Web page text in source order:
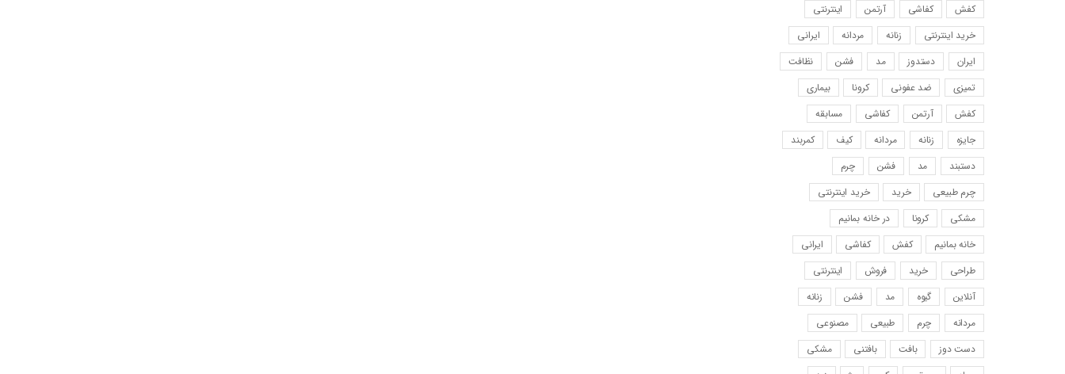
کفش
کفاشی آرتمن
اینترنتی
خرید اینترنتی
زنانه مردانه
ایرانی
ایران
دستدوز مد فشن
نظافت
تمیزی
ضد عفونی کرونا
بیماری
کفش
آرتمن کفاشی
مسابقه
جایزه
زنانه مردانه کیف
کمربند
دستبند
مد فشن
چرم
چرم طبیعی
خرید
خرید اینترنتی
مشکی
کرونا
در خانه بمانیم
خانه بمانیم
کفش کفاشی
ایرانی
طراحی
خرید فروش
اینترنتی
آنلاین
گیوه مد فشن
زنانه
مردانه
چرم طبیعی
مصنوعی
دست دوز
بافت بافتنی
مشکی